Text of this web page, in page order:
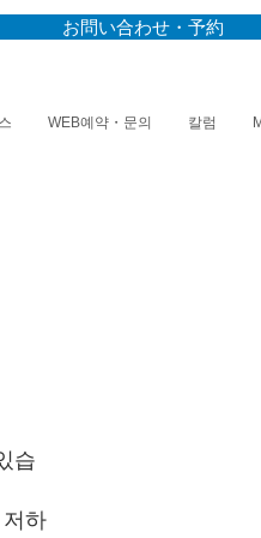
お問い合わせ・予約
WEB예약・문의 칼럼
습
하